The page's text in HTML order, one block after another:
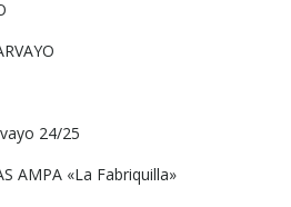
24/25
AMPA «La Fabriquilla»